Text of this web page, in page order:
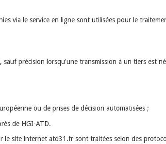
via le service en ligne sont utilisées pour le
précision lorsqu'une transmission à un tiers est
ou de prises de décision automatisées ;
de HGI-ATD.
le site internet atd31.fr sont traitées selon des